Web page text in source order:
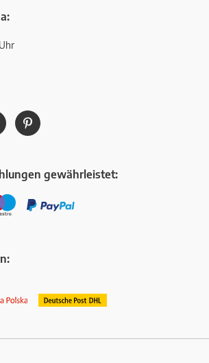
gewährleistet: